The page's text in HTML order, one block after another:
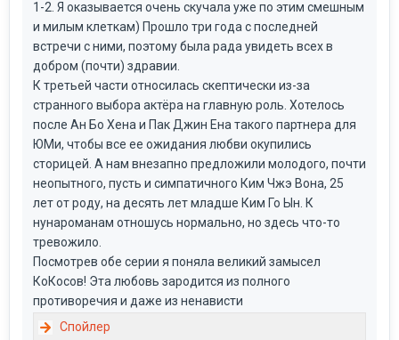
1-2. Я оказывается очень скучала уже по этим смешным
и милым клеткам) Прошло три года с последней
встречи с ними, поэтому была рада увидеть всех в
добром (почти) здравии.
К третьей части относилась скептически из-за
странного выбора актёра на главную роль. Хотелось
после Ан Бо Хена и Пак Джин Ена такого партнера для
ЮМи, чтобы все ее ожидания любви окупились
сторицей. А нам внезапно предложили молодого, почти
неопытного, пусть и симпатичного Ким Чжэ Вона, 25
лет от роду, на десять лет младше Ким Го Ын. К
нунароманам отношусь нормально, но здесь что-то
тревожило.
Посмотрев обе серии я поняла великий замысел
КоКосов! Эта любовь зародится из полного
противоречия и даже из ненависти